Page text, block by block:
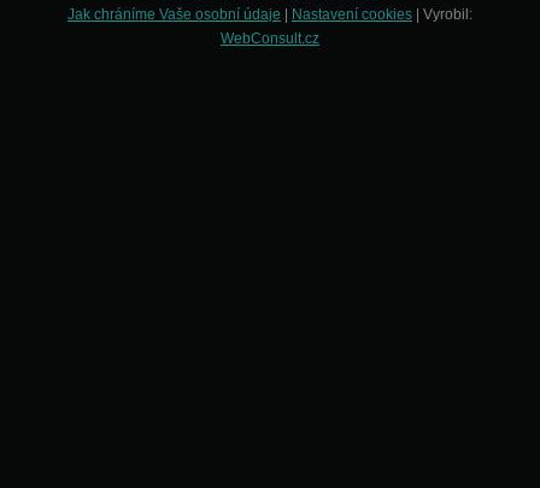
Jak chráníme Vaše osobní údaje
Nastavení cookies | Vyrobil:
WebConsult.cz